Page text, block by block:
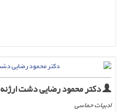
دکتر محمود رضایی دشت ارژنه
ادبیات حماسی